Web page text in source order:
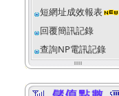
短網址成效報表
回覆簡訊記錄
查詢NP電訊記錄